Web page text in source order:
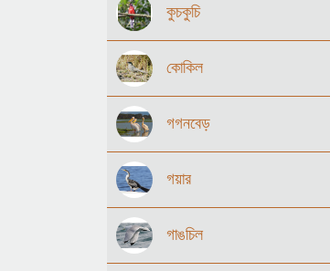
কুচকুচি
কোকিল
গগনবেড়
গয়ার
গাঙচিল